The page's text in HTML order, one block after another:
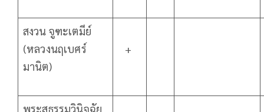
สงวน จูฑะเตมีย์
(หลวงนฤเบศร์
มานิต)
+
พระสุธรรมวินิจฉัย